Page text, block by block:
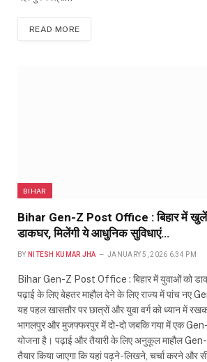
READ MORE
BIHAR
Bihar Gen-Z Post Office : बिहार में
डाकघर, मिलेंगी ये आधुनिक सुविधाएं…
BY NITESH KUMAR JHA JANUARY 5, 2026 6:34 PM
Bihar Gen-Z Post Office : बिहार में युवाओं को
पढ़ाई के लिए बेहतर माहौल देने के लिए राज्य में पांच नए
यह पहल खासतौर पर छात्रों और युवा वर्ग को ध्यान में
भागलपुर और मुजफ्फरपुर में दो-दो जबकि गया में एक
योजना है। पढ़ाई और तैयारी के लिए अनुकूल माहौल
तैयार किया जाएगा कि यहां पढ़ने-लिखने, चर्चा करने और